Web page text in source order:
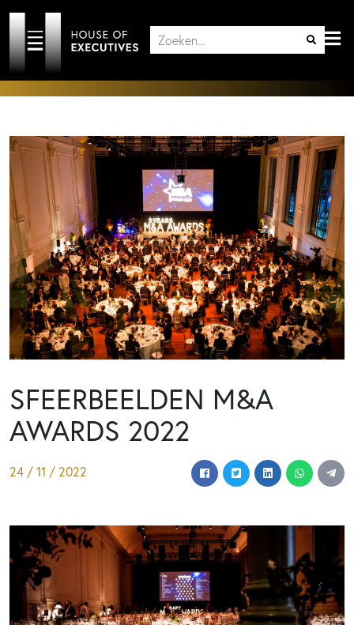
SFEERBEELDEN M&A
AWARDS 2022
24 / 11 / 2022